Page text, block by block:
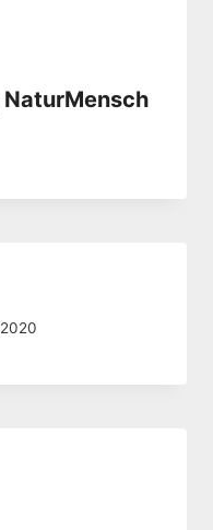
NaturMensch